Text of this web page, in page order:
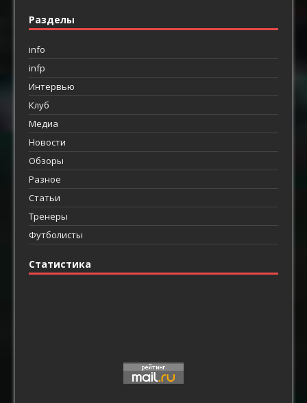
Разделы
info
infp
Интервью
Клуб
Медиа
Новости
Обзоры
Разное
Статьи
Тренеры
Футболисты
Статистика